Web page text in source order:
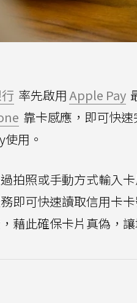
率先啟用Apple Pay
靠卡感應，即可快速
用。
拍照或手動方式輸入
即可快速讀取信用卡
藉此確保卡片真偽，